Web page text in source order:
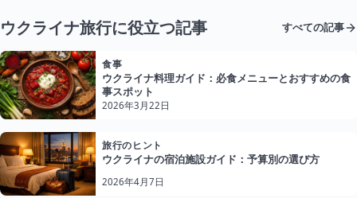
ウクライナ旅行に役立つ記事 すべての記事
食事
ウクライナ料理ガイド：必食メニューとおすすめの食
事スポット
2026年3月22日
旅行のヒント
ウクライナの宿泊施設ガイド：予算別の選び方
2026年4月7日